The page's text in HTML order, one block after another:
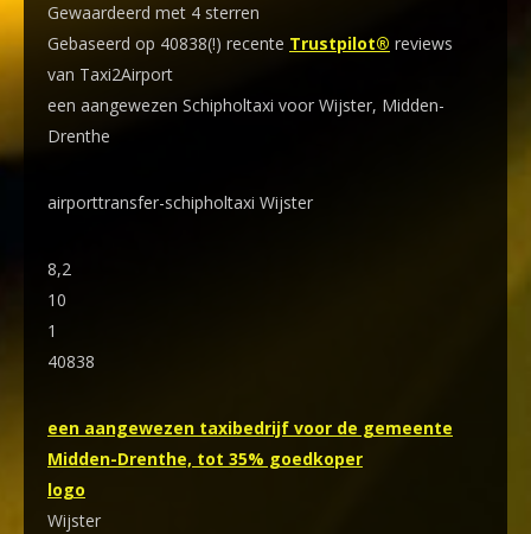
Gewaardeerd met 4 sterren
Gebaseerd op 40838(!) recente Trustpilot® reviews
van Taxi2Airport
een aangewezen Schipholtaxi voor Wijster, Midden-
Drenthe
airporttransfer-schipholtaxi Wijster
8,2
10
1
40838
een aangewezen taxibedrijf voor de gemeente
Midden-Drenthe, tot 35% goedkoper
logo
Wijster